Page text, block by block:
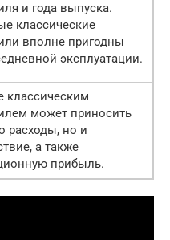
и года выпуска.
классические
вполне пригодны
эксплуатации.
классическим
может приносить
расходы, но и
а также
прибыль.